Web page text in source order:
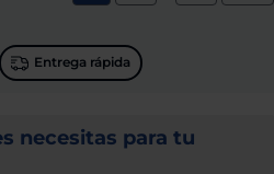
Entrega rápida
necesitas para tu